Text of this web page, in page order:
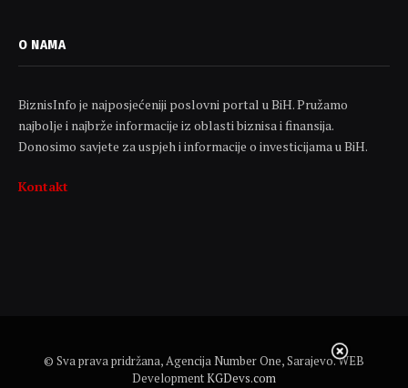
O NAMA
BiznisInfo je najposjećeniji poslovni portal u BiH. Pružamo
najbolje i najbrže informacije iz oblasti biznisa i finansija.
Donosimo savjete za uspjeh i informacije o investicijama u BiH.
Kontakt
© Sva prava pridržana, Agencija Number One, Sarajevo. WEB
DevelopmentKGDevs.com